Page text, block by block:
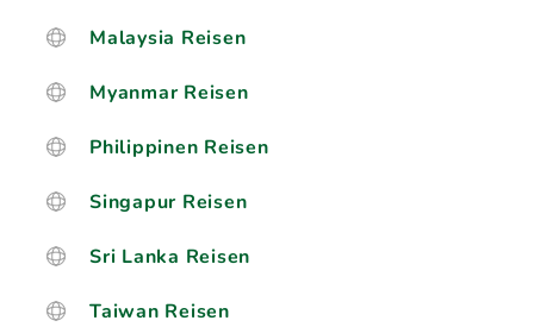
Malaysia Reisen
Myanmar Reisen
Philippinen Reisen
Singapur Reisen
Sri Lanka Reisen
Taiwan Reisen